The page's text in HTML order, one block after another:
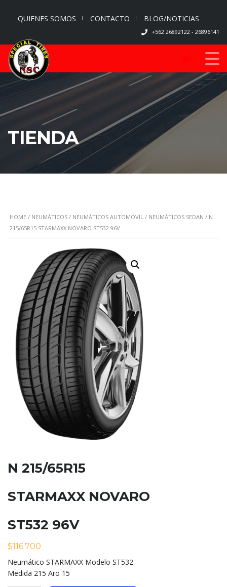
QUIENES SOMOS CONTACTO BLOG/NOTICIAS
+562 26892122 - 26896141
TIENDA
HOME / NEUMÁTICOS / NEUMÁTICOS AUTOMÓVIL / NEUMÁTICOS SEDAN / N
215/65R15 STARMAXX NOVARO ST532 96V
N 215/65R15
STARMAXX NOVARO
ST532 96V
$116.700
Neumático STARMAXX Modelo ST532
Medida 215 Aro 15